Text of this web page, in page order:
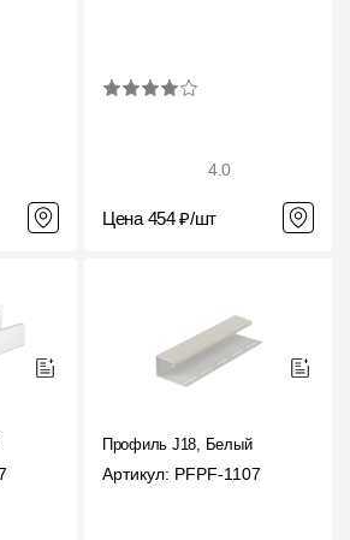
4.0
Цена 454 ₽/шт
Профиль J18, Белый
Артикул: PFPF-1107